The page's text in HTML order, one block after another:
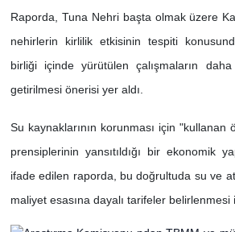
Raporda, Tuna Nehri başta olmak üzere
nehirlerin kirlilik etkisinin tespiti
birliği içinde yürütülen çalışmaların
getirilmesi önerisi yer aldı.
Su kaynaklarının korunması için
prensiplerinin yansıtıldığı bir ekonomik
ifade edilen raporda, bu doğrultuda su ve
maliyet esasına dayalı tarifeler belirlenmesi